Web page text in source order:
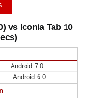
vs Iconia Tab 10
Android 7.0
Android 6.0